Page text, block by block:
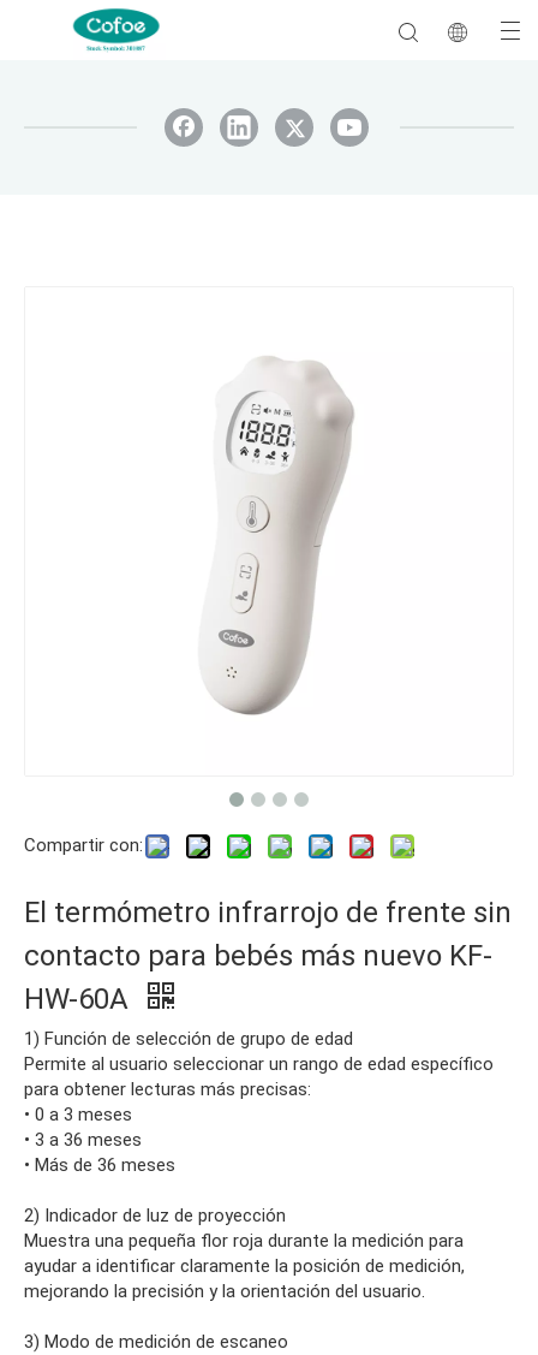
Compartir con:
El termómetro infrarrojo de frente sin
contacto para bebés más nuevo KF-
HW-60A
1) Función de selección de grupo de edad
Permite al usuario seleccionar un rango de edad específico
para obtener lecturas más precisas:
• 0 a 3 meses
• 3 a 36 meses
• Más de 36 meses
2) Indicador de luz de proyección
Muestra una pequeña flor roja durante la medición para
ayudar a identificar claramente la posición de medición,
mejorando la precisión y la orientación del usuario.
3) Modo de medición de escaneo